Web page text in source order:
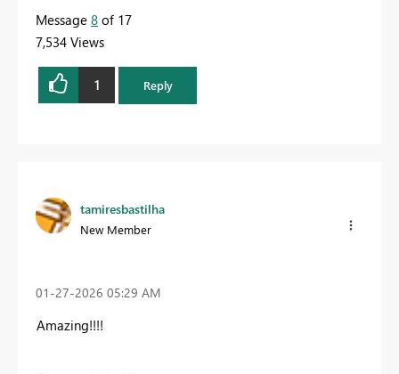
Message 8 of 17
7,534 Views
1 Reply
tamiresbastilha
New Member
‎01-27-2026 05:29 AM
Amazing!!!!